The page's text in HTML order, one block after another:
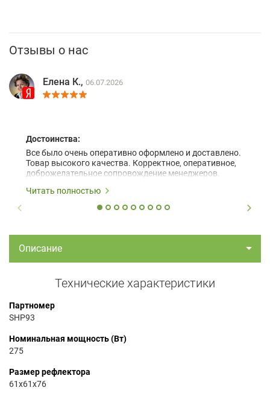
Отзывы о нас
Елена К., 06.07.2026
Достоинства:
Все было очень оперативно оформлено и доставлено.
Товар высокого качества. Корректное, оперативное,
доброжелательное сопровождение менеджеров.
Читать полностью
Описание
Технические характеристики
Партномер
SHP93
Номинальная мощность (Вт)
275
Размер рефлектора
61x61x76